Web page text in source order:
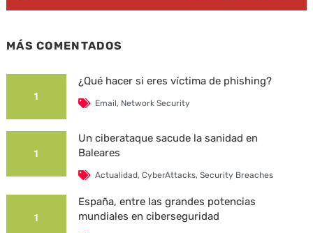
MÁS COMENTADOS
1
¿Qué hacer si eres víctima de phishing?
Email, Network Security
1
Un ciberataque sacude la sanidad en
Baleares
Actualidad,CyberAttacks,Security Breaches
1
España, entre las grandes potencias
mundiales en ciberseguridad